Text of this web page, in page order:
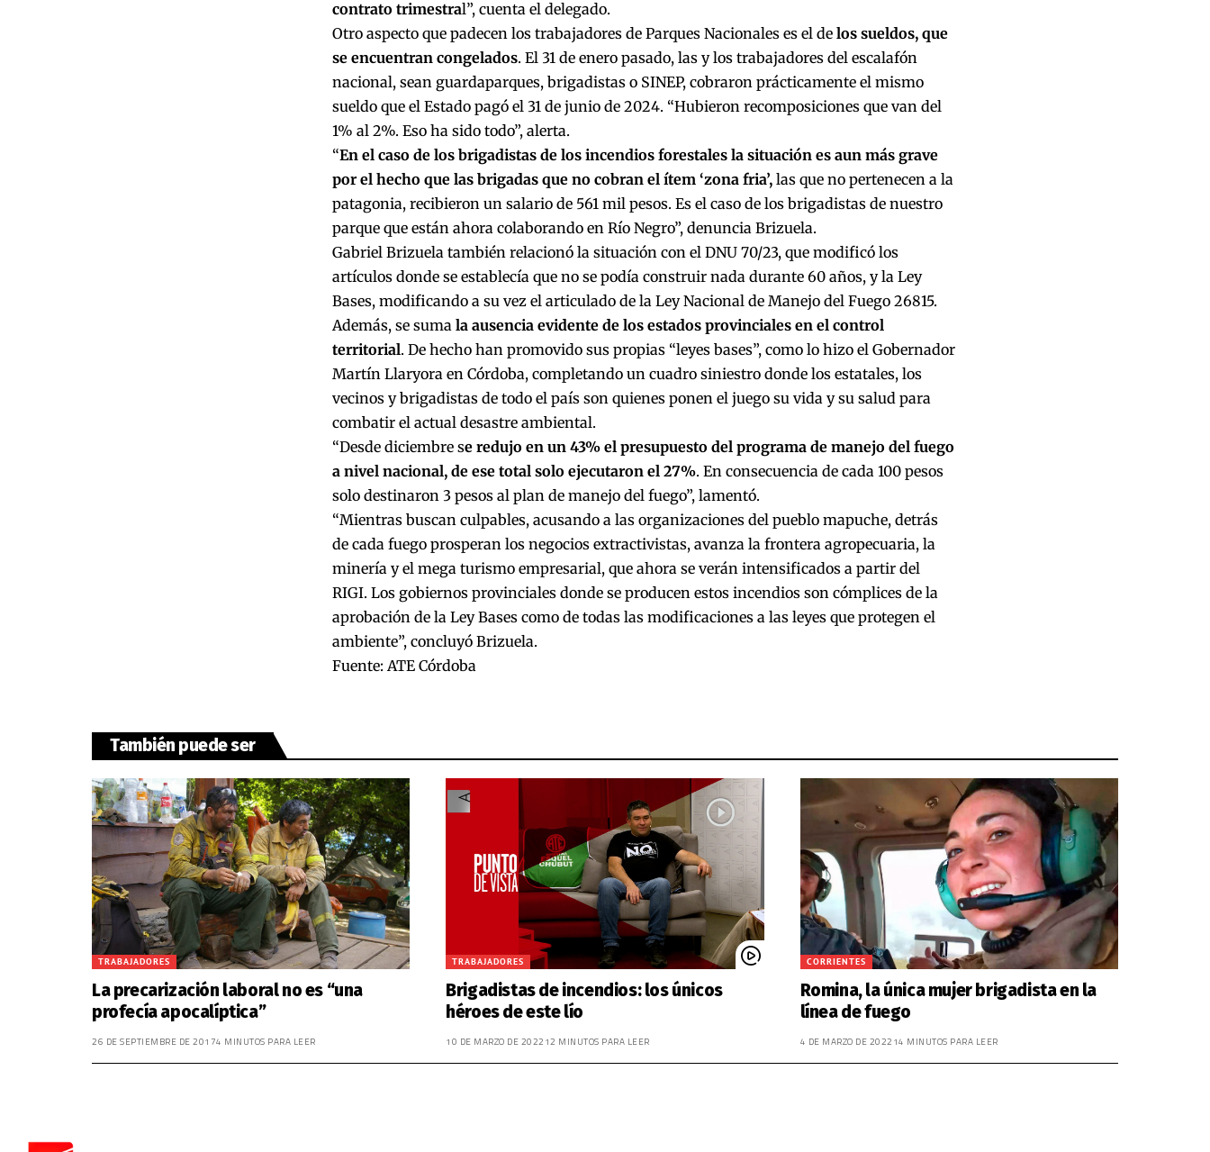
contrato trimestral”, cuenta el delegado.
Otro aspecto que padecen los trabajadores de Parques Nacionales es el de los sueldos, que
se encuentran congelados. El 31 de enero pasado, las y los trabajadores del escalafón
nacional, sean guardaparques, brigadistas o SINEP, cobraron prácticamente el mismo
sueldo que el Estado pagó el 31 de junio de 2024. “Hubieron recomposiciones que van del
1% al 2%. Eso ha sido todo”, alerta.
“En el caso de los brigadistas de los incendios forestales la situación es aun más grave
por el hecho que las brigadas que no cobran el ítem ‘zona fria’, las que no pertenecen a la
patagonia, recibieron un salario de 561 mil pesos. Es el caso de los brigadistas de nuestro
parque que están ahora colaborando en Río Negro”, denuncia Brizuela.
Gabriel Brizuela también relacionó la situación con el DNU 70/23, que modificó los
artículos donde se establecía que no se podía construir nada durante 60 años, y la Ley
Bases, modificando a su vez el articulado de la Ley Nacional de Manejo del Fuego 26815.
Además, se suma la ausencia evidente de los estados provinciales en el control
territorial. De hecho han promovido sus propias “leyes bases”, como lo hizo el Gobernador
Martín Llaryora en Córdoba, completando un cuadro siniestro donde los estatales, los
vecinos y brigadistas de todo el país son quienes ponen el juego su vida y su salud para
combatir el actual desastre ambiental.
“Desde diciembre se redujo en un 43% el presupuesto del programa de manejo del fuego
a nivel nacional, de ese total solo ejecutaron el 27%. En consecuencia de cada 100 pesos
solo destinaron 3 pesos al plan de manejo del fuego”, lamentó.
“Mientras buscan culpables, acusando a las organizaciones del pueblo mapuche, detrás
de cada fuego prosperan los negocios extractivistas, avanza la frontera agropecuaria, la
minería y el mega turismo empresarial, que ahora se verán intensificados a partir del
RIGI. Los gobiernos provinciales donde se producen estos incendios son cómplices de la
aprobación de la Ley Bases como de todas las modificaciones a las leyes que protegen el
ambiente”, concluyó Brizuela.
Fuente: ATE Córdoba
También puede ser
TRABAJADORES
La precarización laboral no es “una
profecía apocalíptica”
26 DE SEPTIEMBRE DE 20174 MINUTOS PARA LEER
TRABAJADORES
Brigadistas de incendios: los únicos
héroes de este lío
10 DE MARZO DE 2022 12 MINUTOS PARA LEER
CORRIENTES
Romina, la única mujer brigadista en la
línea de fuego
4 DE MARZO DE 2022 14 MINUTOS PARA LEER